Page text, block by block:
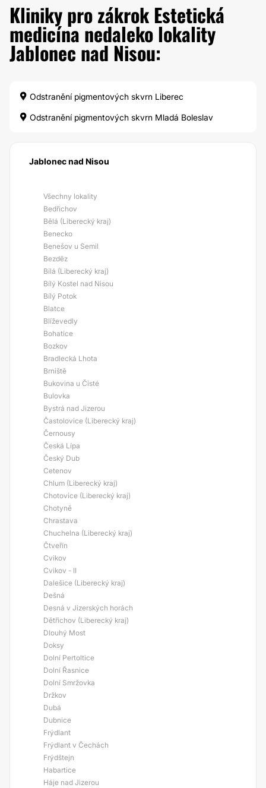
Kliniky pro zákrok Estetická
medicína nedaleko lokality
Jablonec nad Nisou:
Odstranění pigmentových skvrn Liberec
Odstranění pigmentových skvrn Mladá Boleslav
Jablonec nad Nisou
Všechny lokality
Bedřichov
Bělá (Liberecký kraj)
Benecko
Benešov u Semil
Bezděz
Bílá (Liberecký kraj)
Bílý Kostel nad Nisou
Bílý Potok
Blatce
Blíževedly
Bohatice
Bozkov
Bradlecká Lhota
Brniště
Bukovina u Čisté
Bulovka
Bystrá nad Jizerou
Častolovice (Liberecký kraj)
Černousy
Česká Lípa
Český Dub
Cetenov
Chlum (Liberecký kraj)
Chotovice (Liberecký kraj)
Chotyně
Chrastava
Chuchelna (Liberecký kraj)
Čtveřín
Cvikov
Cvikov - II
Dalešice (Liberecký kraj)
Dešná
Desná v Jizerských horách
Dětřichov (Liberecký kraj)
Dlouhý Most
Doksy
Dolní Pertoltice
Dolní Řasnice
Dolní Smržovka
Držkov
Dubá
Dubnice
Frýdlant
Frýdlant v Čechách
Frýdštejn
Habartice
Háje nad Jizerou